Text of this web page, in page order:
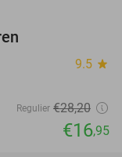
9.5 star
Regulier €28,20
€16,95